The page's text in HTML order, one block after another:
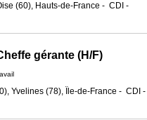
(60), Hauts-de-France - CDI -
gérante (H/F)
Yvelines (78), Île-de-France - CDI -